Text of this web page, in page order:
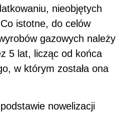
nieobjętych
istotne, do celów
gazowych należy
5 lat, licząc od końca
w którym została ona
nowelizacji